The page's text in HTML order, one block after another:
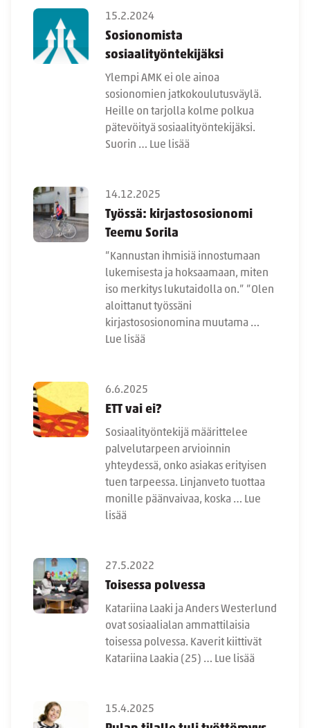
15.2.2024
Sosionomista
sosiaalityöntekijäksi
Ylempi AMK ei ole ainoa
sosionomien jatkokoulutusväylä.
Heille on tarjolla kolme polkua
pätevöityä sosiaalityöntekijäksi.
Suorin … Lue lisää
14.12.2025
Työssä: kirjastososionomi
Teemu Sorila
”Kannustan ihmisiä innostumaan
lukemisesta ja hoksaamaan, miten
iso merkitys lukutaidolla on.” ”Olen
aloittanut työssäni
kirjastososionomina muutama …
Lue lisää
6.6.2025
ETT vai ei?
Sosiaalityöntekijä määrittelee
palvelutarpeen arvioinnin
yhteydessä, onko asiakas erityisen
tuen tarpeessa. Linjanveto tuottaa
monille päänvaivaa, koska … Lue
lisää
27.5.2022
Toisessa polvessa
Katariina Laaki ja Anders Westerlund
ovat sosiaalialan ammattilaisia
toisessa polvessa. Kaverit kiittivät
Katariina Laakia (25) … Lue lisää
15.4.2025